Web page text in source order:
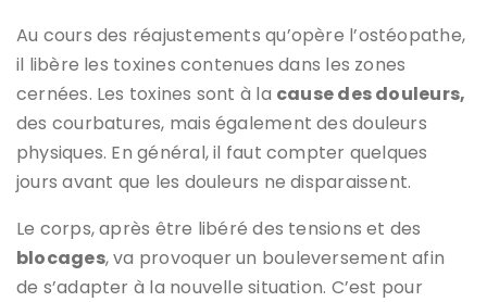
Au cours des réajustements qu’opère l’ostéopathe,
il libère les toxines contenues dans les zones
cernées. Les toxines sont à la cause des douleurs,
des courbatures, mais également des douleurs
physiques. En général, il faut compter quelques
jours avant que les douleurs ne disparaissent.
Le corps, après être libéré des tensions et des
blocages, va provoquer un bouleversement afin
de s’adapter à la nouvelle situation. C’est pour